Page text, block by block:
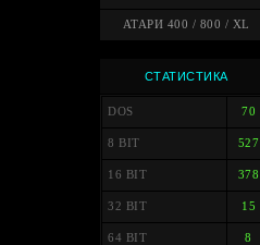
АТАРИ 400 / 800 / XL
СТАТИСТИКА
DOS 70
8 BIT 527
16 BIT 378
32 BIT 15
64 BIT 8